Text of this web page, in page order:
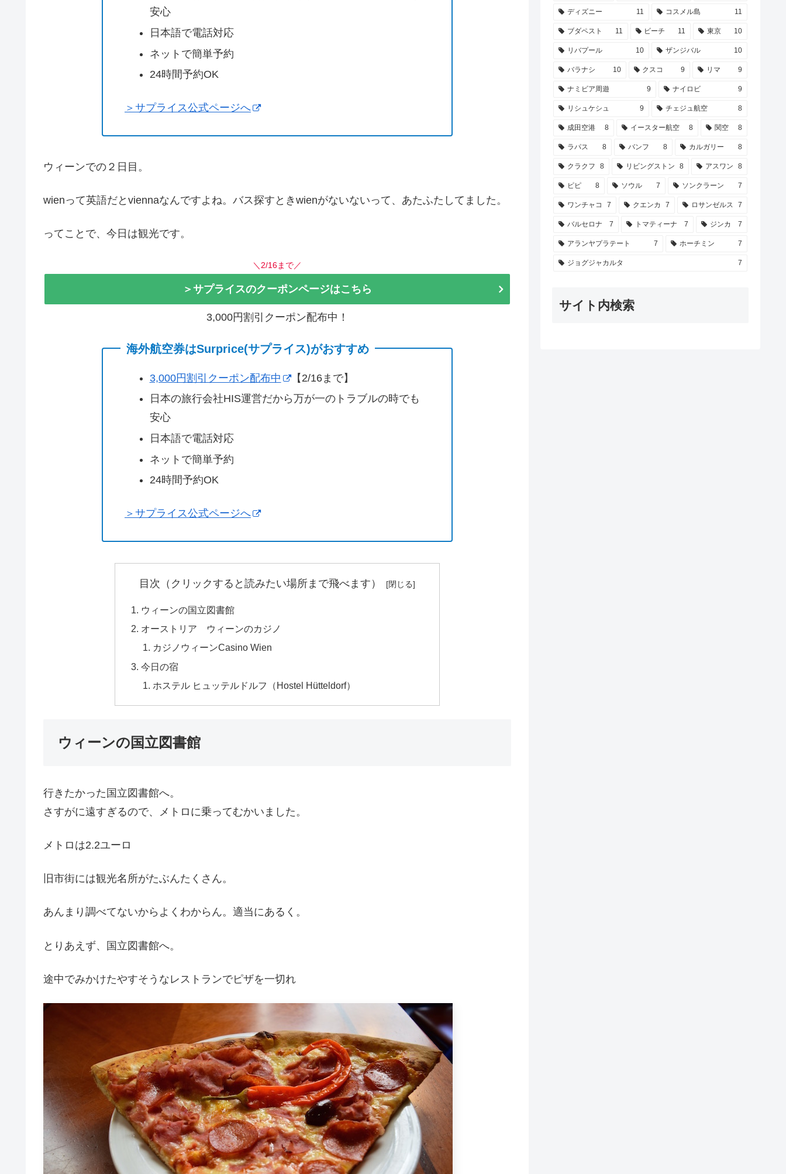
安心
日本語で電話対応
ネットで簡単予約
24時間予約OK
＞サプライス公式ページへ
ウィーンでの２日目。
wienって英語だとviennaなんですよね。バス探すときwienがないないって、あたふたしてました。
ってことで、今日は観光です。
＼2/16まで／
＞サプライスのクーポンページはこちら
3,000円割引クーポン配布中！
海外航空券はSurprice(サプライス)がおすすめ
3,000円割引クーポン配布中
【2/16まで】
日本の旅行会社HIS運営だから万が一のトラブルの時でも
安心
日本語で電話対応
ネットで簡単予約
24時間予約OK
＞サプライス公式ページへ
目次（クリックすると読みたい場所まで飛べます）
ウィーンの国立図書館
オーストリア ウィーンのカジノ
カジノウィーンCasino Wien
今日の宿
ホステル ヒュッテルドルフ（Hostel Hütteldorf）
ウィーンの国立図書館
行きたかった国立図書館へ。
さすがに遠すぎるので、メトロに乗ってむかいました。
メトロは2.2ユーロ
旧市街には観光名所がたぶんたくさん。
あんまり調べてないからよくわからん。適当にあるく。
とりあえず、国立図書館へ。
途中でみかけたやすそうなレストランでピザを一切れ
ディズニー 11 コスメル島 11
ブダペスト 11 ビーチ 11 東京 10
リバプール 10 ザンジバル 10
バラナシ 10 クスコ 9 リマ 9
ナミビア周遊 9 ナイロビ 9
リシュケシュ 9 チェジュ航空 8
成田空港 8 イースター航空 8 関空 8
ラパス 8 バンフ 8 カルガリー 8
クラクフ 8 リビングストン 8 アスワン 8
ピピ 8 ソウル 7 ソンクラーン 7
ワンチャコ 7 クエンカ 7 ロサンゼルス 7
バルセロナ 7 トマティーナ 7 ジンカ 7
アランヤプラテート 7 ホーチミン 7
ジョグジャカルタ 7
サイト内検索